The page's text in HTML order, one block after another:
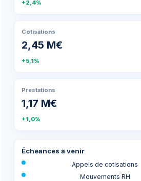
+2,4%
Cotisations
2,45 M€
+5,1%
Prestations
1,17 M€
+1,0%
Échéances à venir
Appels de cotisations
Mouvements RH